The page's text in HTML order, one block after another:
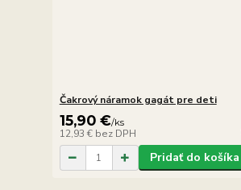
Čakrový náramok gagát pre deti
15,90 €/ks
12,93 € bez DPH
Pridať do košíka